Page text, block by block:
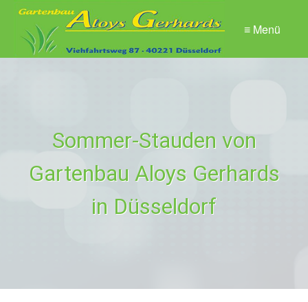
≡ Menü
Sommer-Stauden von
Gartenbau Aloys Gerhards
in Düsseldorf